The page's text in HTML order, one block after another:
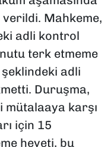
Mahkeme,
adli kontrol
terk etmeme
şeklindeki adli
Duruşma,
mütalaaya karşı
için 15
heyeti, bu